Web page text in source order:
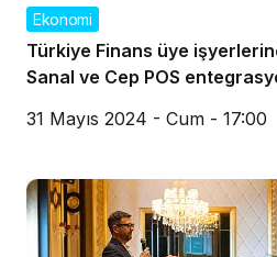
Ekonomi
Türkiye Finans üye
Sanal ve Cep POS
31 Mayıs 2024 - Cum - 17:00